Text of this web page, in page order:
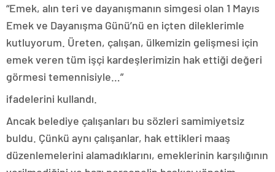
“Emek, alın teri ve dayanışmanın simgesi olan 1 Mayıs
Emek ve Dayanışma Günü’nü en içten dileklerimle
kutluyorum. Üreten, çalışan, ülkemizin gelişmesi için
emek veren tüm işçi kardeşlerimizin hak ettiği değeri
görmesi temennisiyle…”
ifadelerini kullandı.
Ancak belediye çalışanları bu sözleri samimiyetsiz
buldu. Çünkü aynı çalışanlar, hak ettikleri maaş
düzenlemelerini alamadıklarını, emeklerinin karşılığının